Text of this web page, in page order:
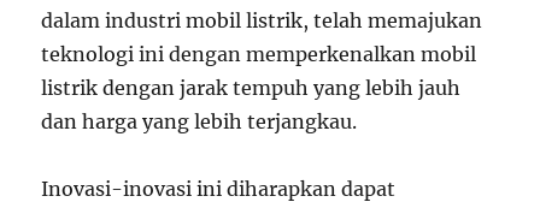
dalam industri mobil listrik, telah memajukan
teknologi ini dengan memperkenalkan mobil
listrik dengan jarak tempuh yang lebih jauh
dan harga yang lebih terjangkau.
Inovasi-inovasi ini diharapkan dapat